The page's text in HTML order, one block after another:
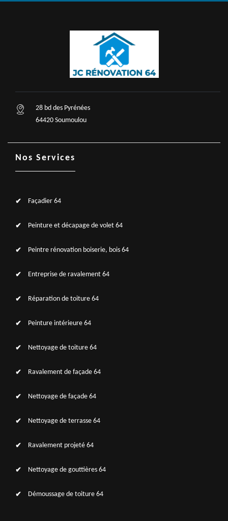
28 bd des Pyrénées
64420 Soumoulou
Nos Services
Façadier 64
Peinture et décapage de volet 64
Peintre rénovation boiserie, bois 64
Entreprise de ravalement 64
Réparation de toiture 64
Peinture intérieure 64
Nettoyage de toiture 64
Ravalement de façade 64
Nettoyage de façade 64
Nettoyage de terrasse 64
Ravalement projeté 64
Nettoyage de gouttières 64
Démoussage de toiture 64